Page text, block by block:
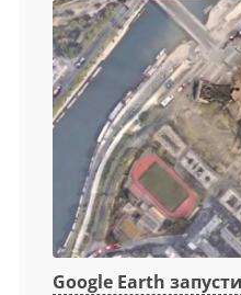
Google Earth